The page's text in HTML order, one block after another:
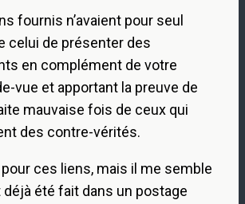
fournis n’avaient pour seul
celui de présenter des
en complément de votre
vue et apportant la preuve de
mauvaise fois de ceux qui
des contre-vérités.
ces liens, mais il me semble
déjà été fait dans un postage